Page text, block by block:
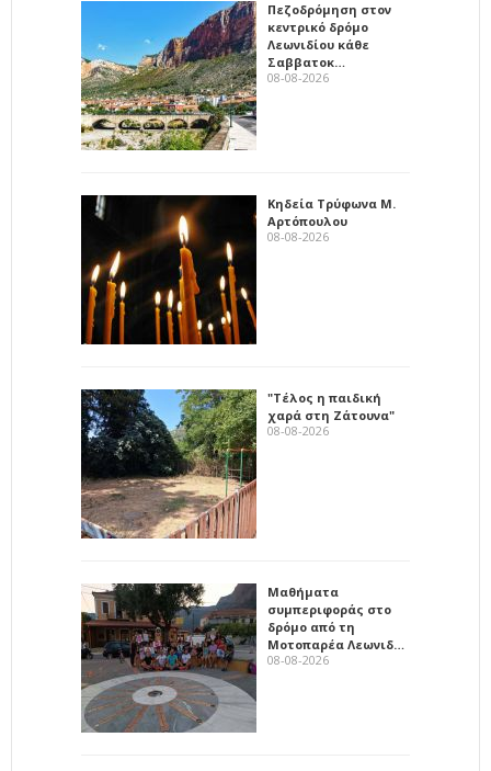
Πεζοδρόμηση στον
κεντρικό δρόμο
Λεωνιδίου κάθε
Σαββατοκ…
08-08-2026
Κηδεία Τρύφωνα Μ.
Αρτόπουλου
08-08-2026
"Τέλος η παιδική
χαρά στη Ζάτουνα"
08-08-2026
Μαθήματα
συμπεριφοράς στο
δρόμο από τη
Μοτοπαρέα Λεωνιδ…
08-08-2026